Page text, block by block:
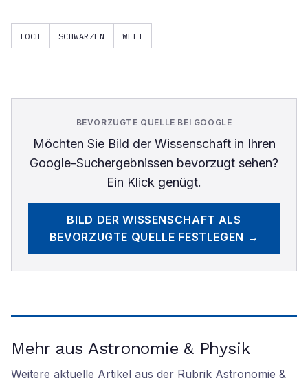
LOCH SCHWARZEN WELT
BEVORZUGTE QUELLE BEI GOOGLE
Möchten Sie Bild der Wissenschaftin Ihren
Google-Suchergebnissen bevorzugt sehen?
Ein Klick genügt.
BILD DER WISSENSCHAFT ALS
BEVORZUGTE QUELLE FESTLEGEN →
Mehr aus Astronomie & Physik
Weitere aktuelle Artikel aus der Rubrik Astronomie &